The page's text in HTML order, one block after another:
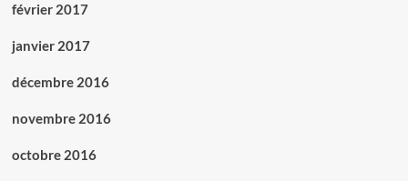
février 2017
janvier 2017
décembre 2016
novembre 2016
octobre 2016